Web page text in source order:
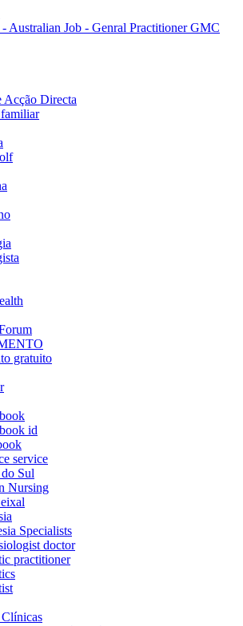
Australian Job - Genral Practitioner GMC
Acção Directa
gratuito
id
service
Sul
Nursing
Specialists
doctor
practitioner